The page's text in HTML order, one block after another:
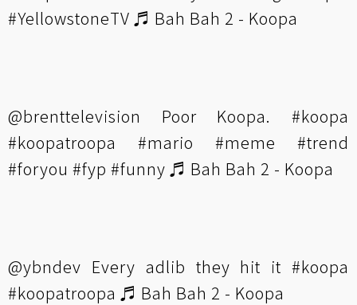
#YellowstoneTV ♬ Bah Bah 2 - Koopa
@brenttelevision Poor Koopa.#koopa
#koopatroopa
#mario #meme
#trend
#foryou #fyp #funny ♬ Bah Bah 2 - Koopa
@ybndev Every adlib they hit it#koopa
#koopatroopa ♬ Bah Bah 2 - Koopa